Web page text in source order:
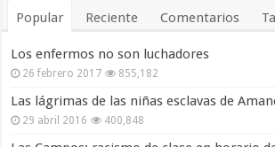
Popular Reciente Comentarios
Los enfermos no son luchadores
26 febrero 2017 855,182
Las lágrimas de las niñas esclavas de
29 abril 2016 400,848